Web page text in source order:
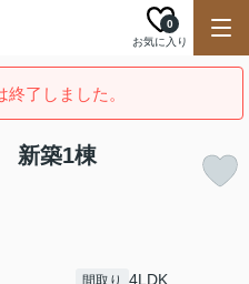
お気に入り
0
了しました。
新築1棟
間取り 4LDK